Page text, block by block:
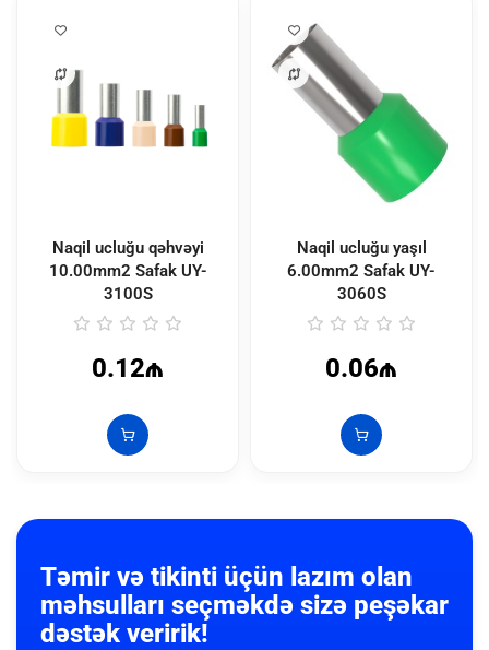
Naqil ucluğu qəhvəyi
10.00mm2 Safak UY-
3100S
0.12₼
Naqil ucluğu yaşıl
6.00mm2 Safak UY-
3060S
0.06₼
Təmir və tikinti üçün lazım olan
məhsulları seçməkdə sizə peşəkar
dəstək veririk!